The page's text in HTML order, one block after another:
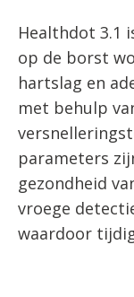
Healthdot 3.1
op de borst
hartslag en
met behulp
parameters
gezondheid
vroege
waardoor